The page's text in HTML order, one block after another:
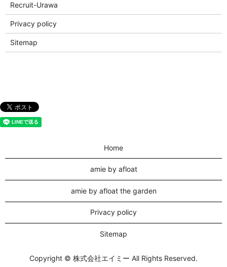
Recruit-Urawa
Privacy policy
Sitemap
Home
amie by afloat
amie by afloat the garden
Privacy policy
Sitemap
Copyright © 株式会社エイミー All Rights Reserved.